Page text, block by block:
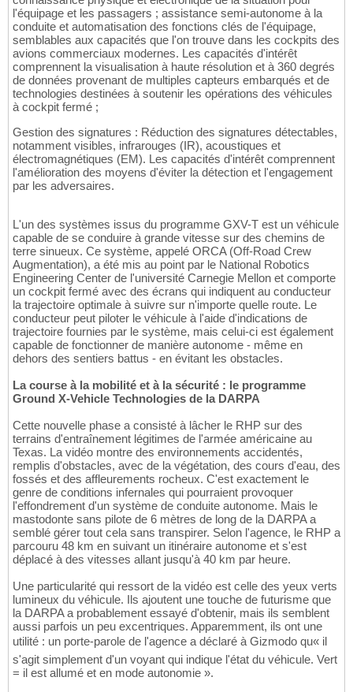
l'équipage et les passagers ; assistance semi-autonome à la
conduite et automatisation des fonctions clés de l'équipage,
semblables aux capacités que l'on trouve dans les cockpits des
avions commerciaux modernes. Les capacités d'intérêt
comprennent la visualisation à haute résolution et à 360 degrés
de données provenant de multiples capteurs embarqués et de
technologies destinées à soutenir les opérations des véhicules
à cockpit fermé ;
Gestion des signatures : Réduction des signatures détectables,
notamment visibles, infrarouges (IR), acoustiques et
électromagnétiques (EM). Les capacités d'intérêt comprennent
l'amélioration des moyens d'éviter la détection et l'engagement
par les adversaires.
L'un des systèmes issus du programme GXV-T est un véhicule
capable de se conduire à grande vitesse sur des chemins de
terre sinueux. Ce système, appelé ORCA (Off-Road Crew
Augmentation), a été mis au point par le National Robotics
Engineering Center de l'université Carnegie Mellon et comporte
un cockpit fermé avec des écrans qui indiquent au conducteur
la trajectoire optimale à suivre sur n'importe quelle route. Le
conducteur peut piloter le véhicule à l'aide d'indications de
trajectoire fournies par le système, mais celui-ci est également
capable de fonctionner de manière autonome - même en
dehors des sentiers battus - en évitant les obstacles.
La course à la mobilité et à la sécurité : le programme
Ground X-Vehicle Technologies de la DARPA
Cette nouvelle phase a consisté à lâcher le RHP sur des
terrains d'entraînement légitimes de l'armée américaine au
Texas. La vidéo montre des environnements accidentés,
remplis d'obstacles, avec de la végétation, des cours d'eau, des
fossés et des affleurements rocheux. C'est exactement le
genre de conditions infernales qui pourraient provoquer
l'effondrement d'un système de conduite autonome. Mais le
mastodonte sans pilote de 6 mètres de long de la DARPA a
semblé gérer tout cela sans transpirer. Selon l'agence, le RHP a
parcouru 48 km en suivant un itinéraire autonome et s'est
déplacé à des vitesses allant jusqu'à 40 km par heure.
Une particularité qui ressort de la vidéo est celle des yeux verts
lumineux du véhicule. Ils ajoutent une touche de futurisme que
la DARPA a probablement essayé d'obtenir, mais ils semblent
aussi parfois un peu excentriques. Apparemment, ils ont une
utilité : un porte-parole de l'agence a déclaré à Gizmodo qu« il
s'agit simplement d'un voyant qui indique l'état du véhicule. Vert
= il est allumé et en mode autonomie ».